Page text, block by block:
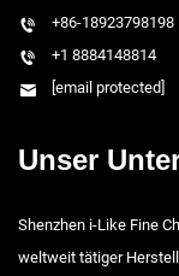
+86-18923798198
+1 8884148814
[email protected]
Unser
Shenzhen i-Like Fine
weltweit tätiger